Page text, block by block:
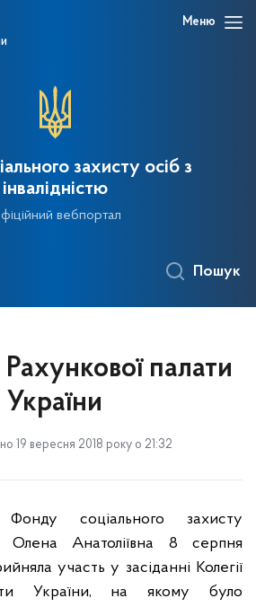
Меню
захисту осіб з
інвалідністю
вебпортал
Пошук
палати
України
19 вересня 2018 року о 21:32
соціального захисту
Олена Анатоліївна 8 серпня
участь у засіданні Колегії
України, на якому було